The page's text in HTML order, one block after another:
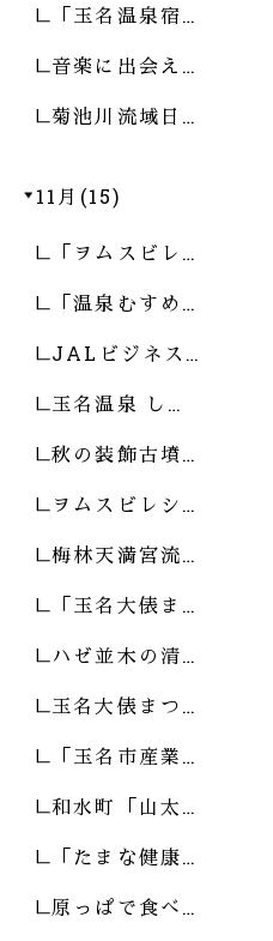
「玉名温泉宿…
音楽に出会え…
菊池川流域日…
11月(15)
「ヲムスビレ…
「温泉むすめ…
JALビジネス…
玉名温泉 し…
秋の装飾古墳…
ヲムスビレシ…
梅林天満宮流…
「玉名大俵ま…
ハゼ並木の清…
玉名大俵まつ…
「玉名市産業…
和水町「山太…
「たまな健康…
原っぱで食べ…